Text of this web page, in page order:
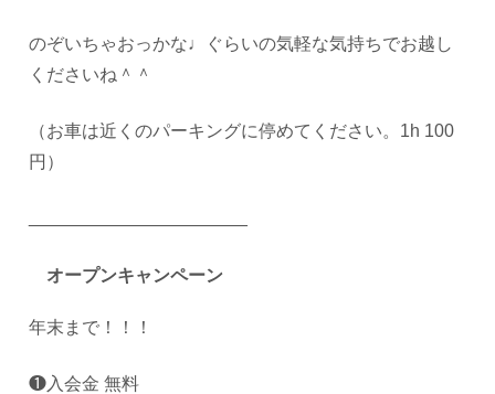
のぞいちゃおっかな♩ぐらいの気軽な気持ちでお越し
くださいね＾＾
（お車は近くのパーキングに停めてください。1h 100
円）
オープンキャンペーン
年末まで！！！
❶入会金 無料